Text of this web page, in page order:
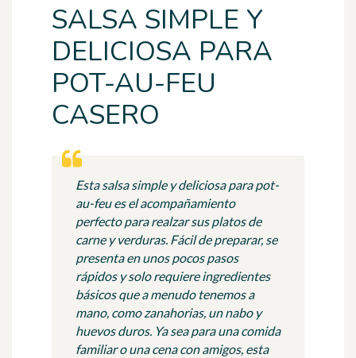
SALSA SIMPLE Y
DELICIOSA PARA
POT-AU-FEU
CASERO
Esta salsa simple y deliciosa para pot-
au-feu es el acompañamiento
perfecto para realzar sus platos de
carne y verduras. Fácil de preparar, se
presenta en unos pocos pasos
rápidos y solo requiere ingredientes
básicos que a menudo tenemos a
mano, como zanahorias, un nabo y
huevos duros. Ya sea para una comida
familiar o una cena con amigos, esta